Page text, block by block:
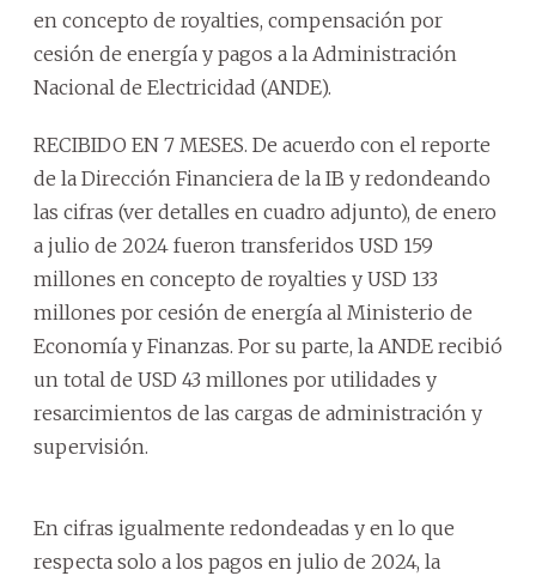
en concepto de royalties, compensación por
cesión de energía y pagos a la Administración
Nacional de Electricidad (ANDE).
RECIBIDO EN 7 MESES. De acuerdo con el reporte
de la Dirección Financiera de la IB y redondeando
las cifras (ver detalles en cuadro adjunto), de enero
a julio de 2024 fueron transferidos USD 159
millones en concepto de royalties y USD 133
millones por cesión de energía al Ministerio de
Economía y Finanzas. Por su parte, la ANDE recibió
un total de USD 43 millones por utilidades y
resarcimientos de las cargas de administración y
supervisión.
En cifras igualmente redondeadas y en lo que
respecta solo a los pagos en julio de 2024, la